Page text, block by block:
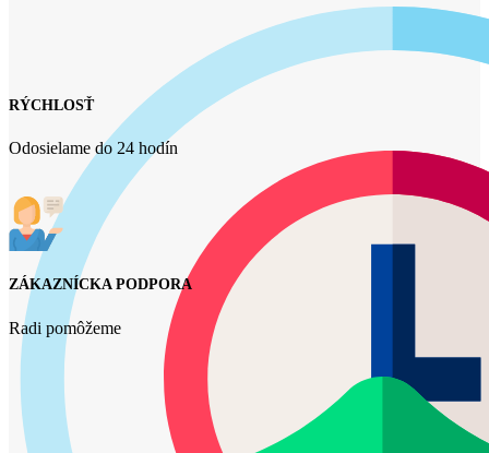
RÝCHLOSŤ
Odosielame do 24 hodín
ZÁKAZNÍCKA PODPORA
Radi pomôžeme